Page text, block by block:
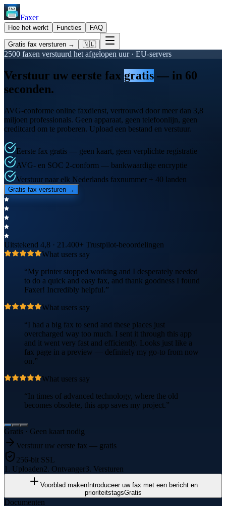
Faxer
Hoe het werkt Functies FAQ
Gratis fax versturen → 🇳🇱
2500 faxen verstuurd het afgelopen uur · EU-servers
Verstuur uw eerste fax gratis — in 60
seconden.
AVG-conforme online faxdienst, vertrouwd door meer dan 3,8
miljoen professionals. Geen apparaat, geen telefoonlijn, geen
creditcard om te proberen. Upload een bestand en verstuur.
Eerste fax gratis — geen kaart, geen verplichte registratie
AVG- en SOC 2-conform — bankwaardige encryptie
Verstuur naar elk Nederlands faxnummer + 40 landen
Gratis fax versturen →
Uitstekend 4,8 · 21.400+ Trustpilot-beoordelingen
What users say
“My printer stopped working and I desperately needed
to do a quick and easy fax, and thank goodness I found
Faxer! Incredibly helpful.”
What users say
“I had a big fax to send and these places just
overcharged way too much. I sent it through this app
and it went very fast and efficiently. Looks just like a
fax page in a preview — definitely my go-to from now
on.”
What users say
“In times of advanced technology, where the old
becomes obsolete, this app saves my project.”
Gratis · Geen kaart nodig
Verstuur uw eerste fax — gratis
256-bit SSL
1. Uploaden2. Ontvanger3. Versturen
Voorblad maken Introduceer uw fax met een bericht en
prioriteitstagsGratis
Documenten